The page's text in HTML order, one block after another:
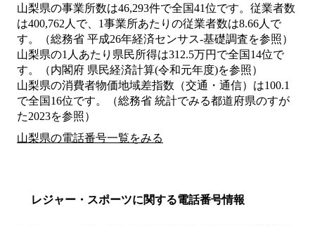
山梨県の事業所数は46,293件で全国41位です。従業者数
は400,762人で、1事業所あたりの従業者数は8.66人で
す。（総務省 平成26年経済センサス‐基礎調査を参照）
山梨県の1人あたり県民所得は312.5万円で全国14位で
す。（内閣府 県民経済計算(令和元年度)を参照）
山梨県の消費者物価地域差指数（交通・通信）は100.1
で全国16位です。（総務省 統計でみる都道府県のすが
た2023を参照）
山梨県の電話番号一覧をみる
レジャー・スポーツに関する電話番号情報